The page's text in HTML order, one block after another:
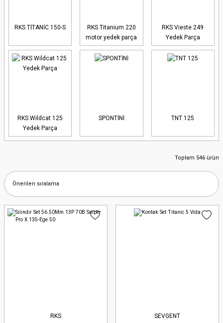
RKS TİTANİC 150-S
RKS Titanium 220
motor yedek parça
RKS Vieste 249
Yedek Parça
RKS Wildcat 125
Yedek Parça
SPONTİNİ TNT 125
Toplam 546 ürün
RKS SEVGENT